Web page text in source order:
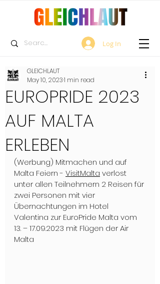
Log In
EUROPRIDE 2023
AUF MALTA
ERLEBEN
GLEICHLAUT
May 10, 20231 min read
(Werbung) Mitmachen und auf
Malta Feiern - VisitMalta verlost
unter allen Teilnehmern 2 Reisen für
zwei Personen mit vier
Übernachtungen im Hotel
Valentina zur EuroPride Malta vom
13. – 17.09.2023 mit Flügen der Air
Malta